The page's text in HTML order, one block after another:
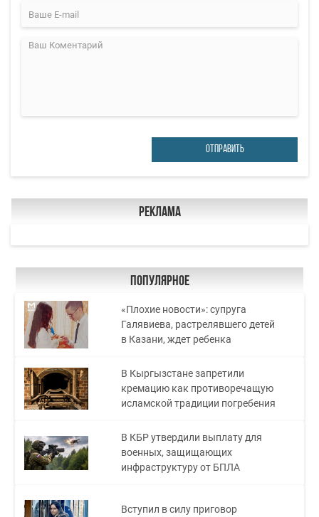
ОТПРАВИТЬ
Реклама
Популярное
«Плохие новости»: супруга
Галявиева, растрелявшего детей
в Казани, ждет ребенка
В Кыргызстане запретили
кремацию как противоречащую
исламской традиции погребения
В КБР утвердили выплату для
военных, защищающих
инфраструктуру от БПЛА
Вступил в силу приговор